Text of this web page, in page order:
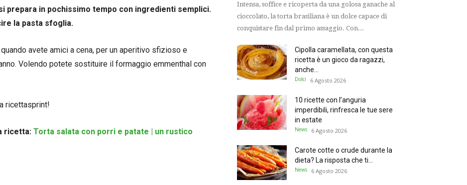
prepara in pochissimo tempo con ingredienti semplici.
la pasta sfoglia.
avete amici a cena, per un aperitivo sfizioso e
Volendo potete sostituire il formaggio emmenthal con
ricettasprint!
ricetta: Torta salata con porri e patate | un rustico
Intensa, soffice e ricoperta da una golosa ganache al
cioccolato, la torta brasiliana è un dolce capace di
conquistare fin dal primo assaggio. Con...
Cipolla caramellata, con questa
ricetta è un gioco da ragazzi,
anche...
Dolci 6 Agosto 2026
10 ricette con l’anguria
imperdibili, rinfresca le tue sere
in estate
News 6 Agosto 2026
Carote cotte o crude durante la
dieta? La risposta che ti...
News 6 Agosto 2026